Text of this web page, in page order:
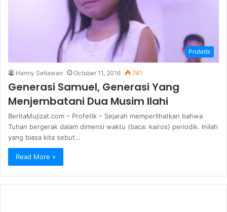
Profetik
Hanny Setiawan October 11, 2016 741
Generasi Samuel, Generasi Yang
Menjembatani Dua Musim Ilahi
BeritaMujizat.com – Profetik – Sejarah memperlihatkan bahwa
Tuhan bergerak dalam dimensi waktu (baca: kairos) periodik. Inilah
yang biasa kita sebut…
Read More »